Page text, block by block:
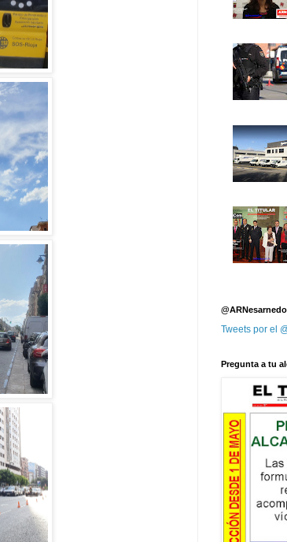
@ARNesarnedo
Tweets por el
Pregunta a tu